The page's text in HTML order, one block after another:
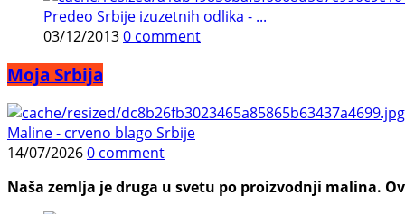
Predeo Srbije izuzetnih odlika - ...
03/12/20130 comment
Moja Srbija
Maline - crveno blago Srbije
14/07/20260 comment
Naša zemlja je druga u svetu po proizvodnji malina.